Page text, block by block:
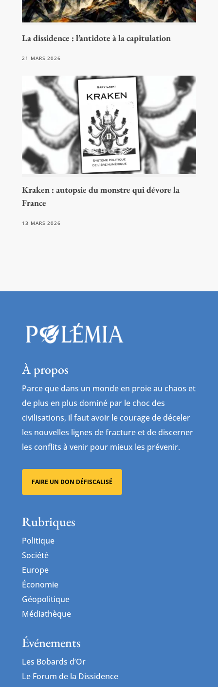
La dissidence : l’antidote à la capitulation
21 MARS 2026
Kraken : autopsie du monstre qui dévore la
France
13 MARS 2026
À propos
Parce que dans un monde en proie au chaos et
de plus en plus dominé par le choc des
civilisations, il faut avoir le courage de déceler
les nouvelles lignes de fracture et de discerner
les conflits à venir pour mieux les prévenir.
FAIRE UN DON DÉFISCALISÉ
Rubriques
Politique
Société
Europe
Économie
Géopolitique
Médiathèque
Événements
Les Bobards d’Or
Le Forum de la Dissidence